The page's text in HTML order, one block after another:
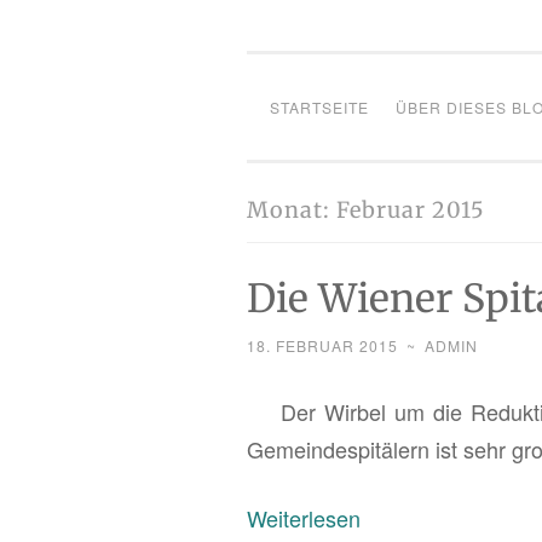
STARTSEITE ÜBER DIESES
Monat: Februar 2015
Die Wiener
18. FEBRUAR 2015 ~ ADMIN
Der Wir­bel um die
Ge­mein­de­s­pi­tä­lern ist sehr
Wei­ter­le­sen: